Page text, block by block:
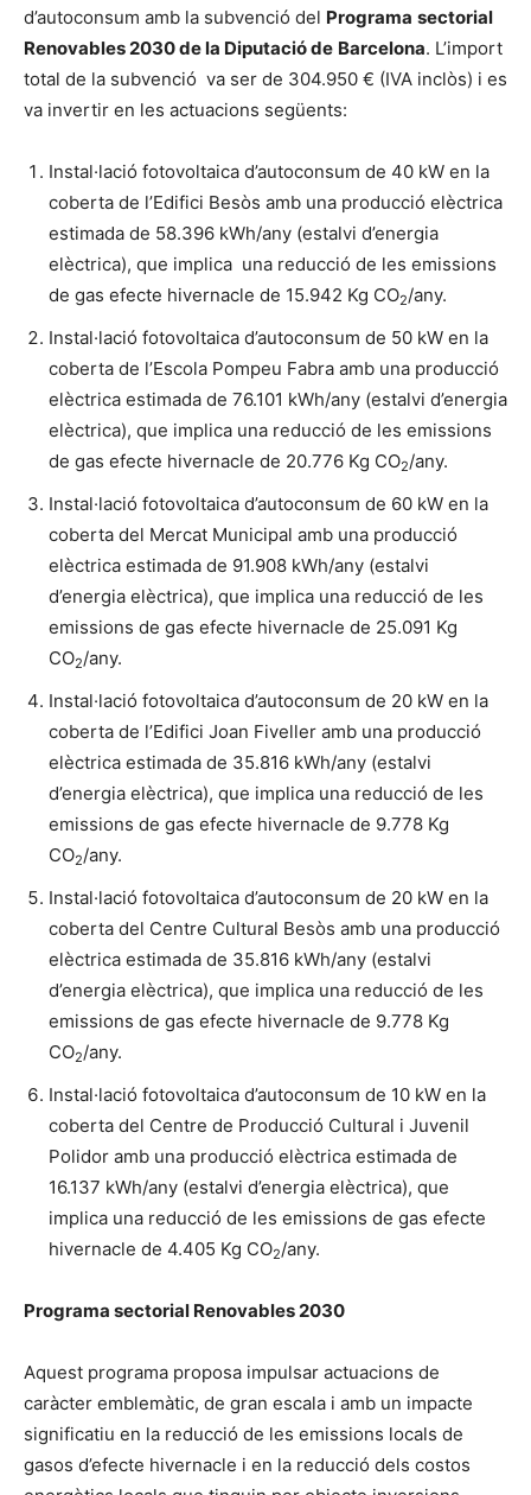
d’autoconsum amb la subvenció del Programa sectorial
Renovables 2030 de la Diputació de Barcelona. L’import
total de la subvenció va ser de 304.950 € (IVA inclòs) i es
va invertir en les actuacions següents:
Instal·lació fotovoltaica d’autoconsum de 40 kW en la
coberta de l’Edifici Besòs amb una producció elèctrica
estimada de 58.396 kWh/any (estalvi d’energia
elèctrica), que implica una reducció de les emissions
de gas efecte hivernacle de 15.942 Kg CO2/any.
Instal·lació fotovoltaica d’autoconsum de 50 kW en la
coberta de l’Escola Pompeu Fabra amb una producció
elèctrica estimada de 76.101 kWh/any (estalvi d’energia
elèctrica), que implica una reducció de les emissions
de gas efecte hivernacle de 20.776 Kg CO2/any.
Instal·lació fotovoltaica d’autoconsum de 60 kW en la
coberta del Mercat Municipal amb una producció
elèctrica estimada de 91.908 kWh/any (estalvi
d’energia elèctrica), que implica una reducció de les
emissions de gas efecte hivernacle de 25.091 Kg
CO2/any.
Instal·lació fotovoltaica d’autoconsum de 20 kW en la
coberta de l’Edifici Joan Fiveller amb una producció
elèctrica estimada de 35.816 kWh/any (estalvi
d’energia elèctrica), que implica una reducció de les
emissions de gas efecte hivernacle de 9.778 Kg
CO2/any.
Instal·lació fotovoltaica d’autoconsum de 20 kW en la
coberta del Centre Cultural Besòs amb una producció
elèctrica estimada de 35.816 kWh/any (estalvi
d’energia elèctrica), que implica una reducció de les
emissions de gas efecte hivernacle de 9.778 Kg
CO2/any.
Instal·lació fotovoltaica d’autoconsum de 10 kW en la
coberta del Centre de Producció Cultural i Juvenil
Polidor amb una producció elèctrica estimada de
16.137 kWh/any (estalvi d’energia elèctrica), que
implica una reducció de les emissions de gas efecte
hivernacle de 4.405 Kg CO2/any.
Programa sectorial Renovables 2030
Aquest programa proposa impulsar actuacions de
caràcter emblemàtic, de gran escala i amb un impacte
significatiu en la reducció de les emissions locals de
gasos d’efecte hivernacle i en la reducció dels costos